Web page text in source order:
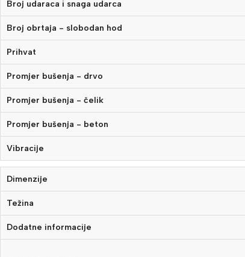
Broj udaraca i snaga udarca
Broj obrtaja - slobodan hod
Prihvat
Promjer bušenja - drvo
Promjer bušenja - čelik
Promjer bušenja - beton
Vibracije
Dimenzije
Težina
Dodatne informacije